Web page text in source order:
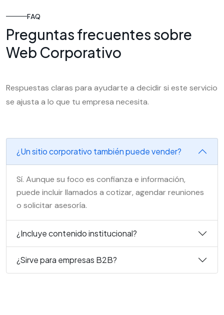
FAQ
Preguntas frecuentes sobre
Web Corporativo
Respuestas claras para ayudarte a decidir si este servicio
se ajusta a lo que tu empresa necesita.
¿Un sitio corporativo también puede vender?
Sí. Aunque su foco es confianza e información,
puede incluir llamados a cotizar, agendar reuniones
o solicitar asesoría.
¿Incluye contenido institucional?
¿Sirve para empresas B2B?